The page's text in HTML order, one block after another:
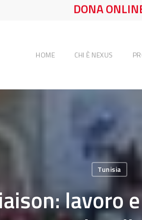
DONA
HOME CHI È NEXUS
Tunisia
lavoro